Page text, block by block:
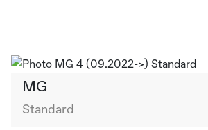
MG
Standard